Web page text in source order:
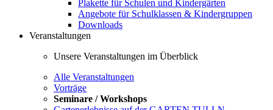
Plakette für Schulen und Kindergärten
Angebote für Schulklassen & Kindergruppen
Downloads
Veranstaltungen
Unsere Veranstaltungen im Überblick
Alle Veranstaltungen
Vorträge
Seminare / Workshops